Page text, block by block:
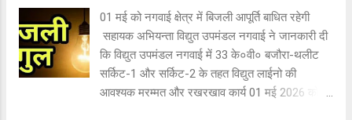
नगर पंचायत भुंतर के लिए 20 प्रत्याशियों ने नामांकन
पत्र भरे, जबकि नगर पंचायत बंजार में 17 प्रत्याशी ने
अपना पर्चा दाखिल किया। नगर पंचायत निरमंड में 23
प्रत्याशियों ने नामांकन प्रस्तुत किए। वहीं नगर परिषद
01 मई को नगवाई क्षेत्र में बिजली आपूर्ति बाधित रहेगी
सहायक अभियन्ता विद्युत उपमंडल नगवाई ने जानकारी दी
कि विद्युत उपमंडल नगवाई में 33 के०वी० बजौरा-थलीट
सर्किट-1 और सर्किट-2 के तहत विद्युत लाईनो की
आवश्यक मरम्मत और रखरखाव कार्य 01 मई 2026 को